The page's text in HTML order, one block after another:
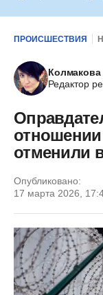
ПРОИСШЕСТВИЯ
Редактор
отменили
Опубликовано:
17 марта 2026,